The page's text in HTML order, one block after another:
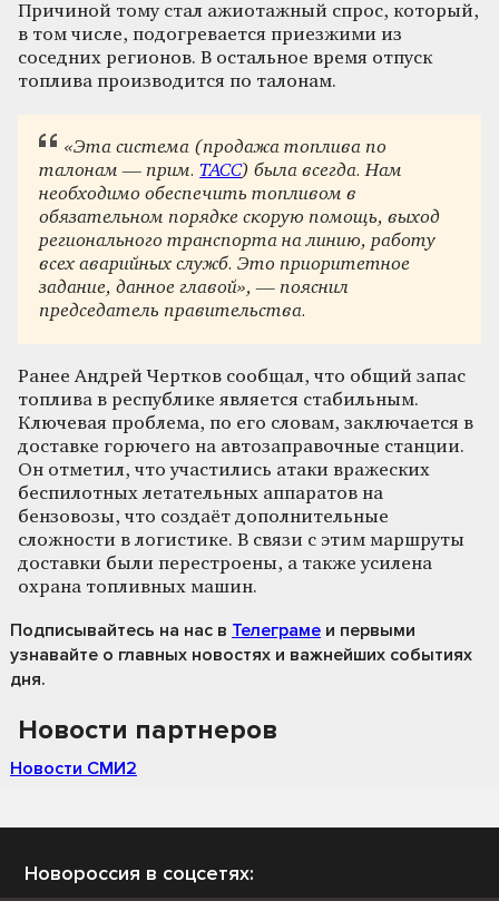
Причиной тому стал ажиотажный спрос, который,
в том числе, подогревается приезжими из
соседних регионов. В остальное время отпуск
топлива производится по талонам.
«Эта система (продажа топлива по
талонам — прим. ТАСС) была всегда. Нам
необходимо обеспечить топливом в
обязательном порядке скорую помощь, выход
регионального транспорта на линию, работу
всех аварийных служб. Это приоритетное
задание, данное главой», — пояснил
председатель правительства.
Ранее Андрей Чертков сообщал, что общий запас
топлива в республике является стабильным.
Ключевая проблема, по его словам, заключается в
доставке горючего на автозаправочные станции.
Он отметил, что участились атаки вражеских
беспилотных летательных аппаратов на
бензовозы, что создаёт дополнительные
сложности в логистике. В связи с этим маршруты
доставки были перестроены, а также усилена
охрана топливных машин.
Подписывайтесь на нас в Телеграме и первыми
узнавайте о главных новостях и важнейших событиях
дня.
Новости партнеров
Новости СМИ2
Новороссия в соцсетях: